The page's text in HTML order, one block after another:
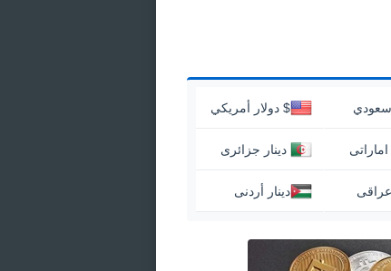
سعودي $ دولار أمريكي
‏ دينار جزائرى
عراقى دينار أردنى